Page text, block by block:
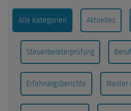
Alle Kategorien Aktuelles
Steuerberaterprüfung
Erfahrungsberichte Master